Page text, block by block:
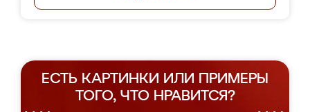
ЕСТЬ КАРТИНКИ ИЛИ ПРИМЕРЫ
ТОГО, ЧТО НРАВИТСЯ?